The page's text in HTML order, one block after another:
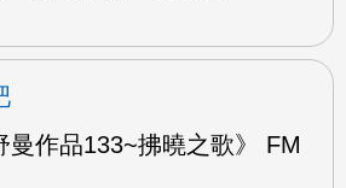
曼作品133~拂曉之歌》 FM